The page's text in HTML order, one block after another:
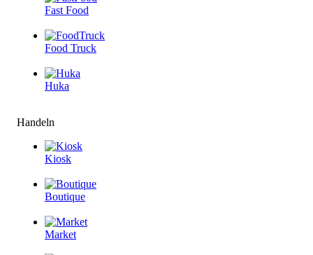
Fast Food
Food Truck
Huka
Handeln
Kiosk
Boutique
Market